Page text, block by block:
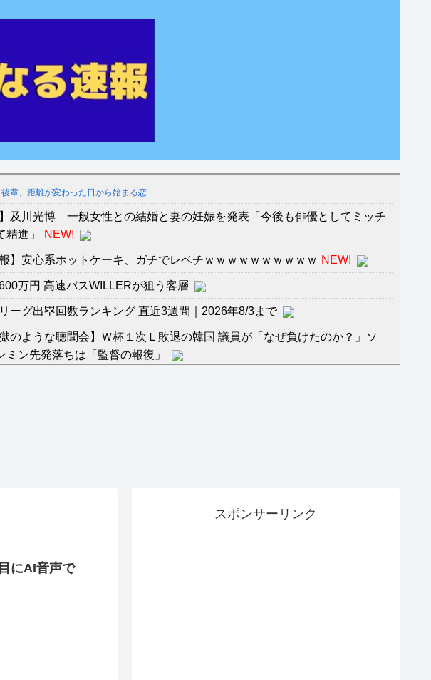
輩、距離が変わった日から始まる恋
】及川光博 一般女性との結婚と妻の妊娠を発表「今後も俳優としてミッチ
精進」
NEW!
報】安心系ホットケーキ、ガチでレベチｗｗｗｗｗｗｗｗｗｗ NEW!
万円 高速バスWILLERが狙う客層
ーグ出塁回数ランキング 直近3週間｜2026年8/3まで
獄のような聴聞会】Ｗ杯１次Ｌ敗退の韓国 議員が「なぜ負けたのか？」ソ
ミン先発落ちは「監督の報復」
で潰しにきてる」滝沢秀明の新オーディションが“まんまジャニーズ”とフ
にAI音声で
スポンサーリンク